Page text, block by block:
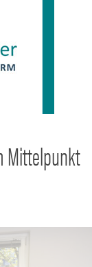
Mittelpunkt